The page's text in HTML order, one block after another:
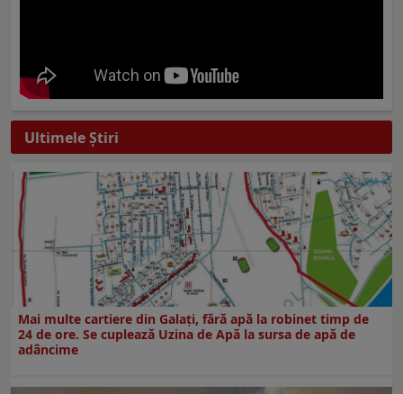
Ultimele Ştiri
Mai multe cartiere din Galați, fără apă la robinet timp de
24 de ore. Se cuplează Uzina de Apă la sursa de apă de
adâncime